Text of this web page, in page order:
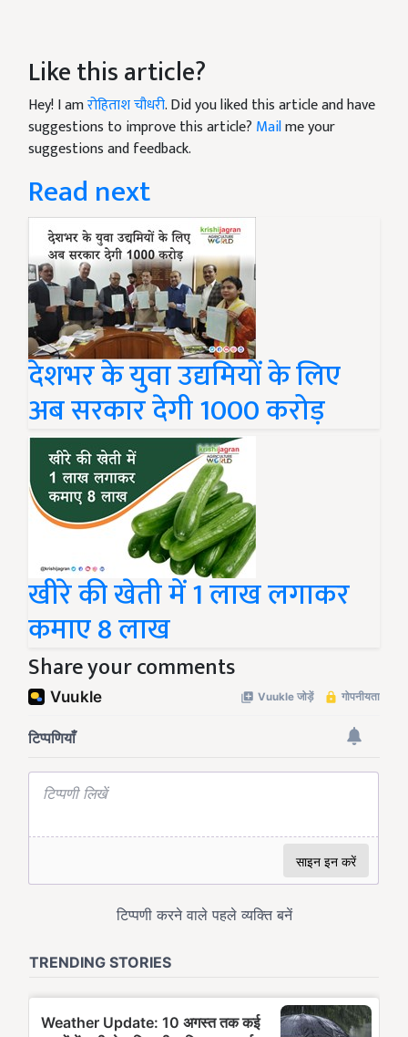
Like this article?
Hey! I amरोहिताश चौधरी. Did you liked this article and have
suggestions to improve this article? Mailme your
suggestions and feedback.
Read next
देशभर के युवा उद्यमियों के लिए
अब सरकार देगी 1000 करोड़
खीरे की खेती में 1 लाख लगाकर
कमाए 8 लाख
Share your comments